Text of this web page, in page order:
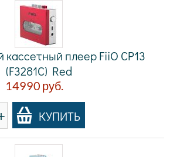
плеер FiiO CP13
(F3281C) Red
14990 руб.
КУПИТЬ